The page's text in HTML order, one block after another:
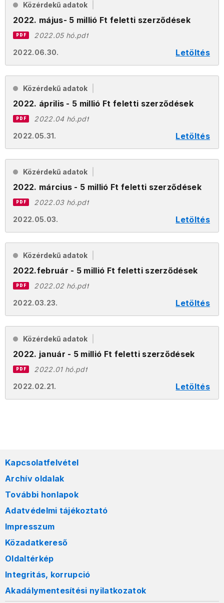
Közérdekű adatok
2022. május- 5 millió Ft feletti szerződések
2022.06.30. Letöltés
PDF 2022.05 hó.pdf
Közérdekű adatok
2022. április - 5 millió Ft feletti szerződések
2022.05.31. Letöltés
PDF 2022.04 hó.pdf
Közérdekű adatok
2022. március - 5 millió Ft feletti szerződések
2022.05.03. Letöltés
PDF 2022.03 hó.pdf
Közérdekű adatok
2022.február - 5 millió Ft feletti szerződések
2022.03.23. Letöltés
PDF 2022.02 hó.pdf
Közérdekű adatok
2022. január - 5 millió Ft feletti szerződések
2022.02.21. Letöltés
PDF 2022.01 hó.pdf
Kapcsolatfelvétel
Archív oldalak
További honlapok
Adatvédelmi tájékoztató
Impresszum
Közadatkereső
Oldaltérkép
Integritás, korrupció
Akadálymentesítési nyilatkozatok